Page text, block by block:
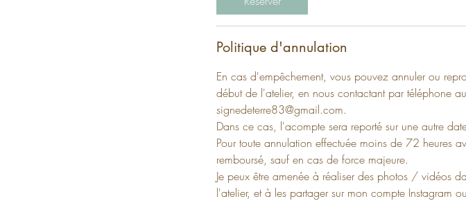
Politique d'annulation
En cas d'empêchement, vous pouvez annuler ou
début de l'atelier, en nous contactant par
signedeterre83@gmail.com.
Dans ce cas, l'acompte sera reporté sur une autre
Pour toute annulation effectuée moins de 72 heures
remboursé, sauf en cas de force majeure.
Je peux être amenée à réaliser des photos / vidéos
l'atelier, et à les partager sur mon compte Instagram